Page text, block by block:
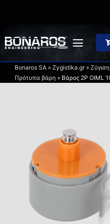
content
Toggle
Αρχική
Συσκευασία
Επεξεργασία
Κατάλογοι
Bonaros SA» Zygistika.gr» Ζύγιση
Πρότυπα βάρη » Βάρος 2P OIML